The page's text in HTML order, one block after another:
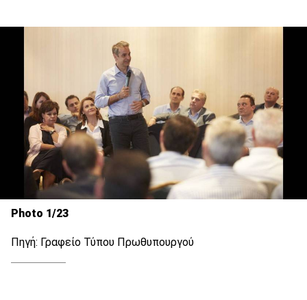
Photo 1/23
Πηγή: Γραφείο Τύπου Πρωθυπουργού